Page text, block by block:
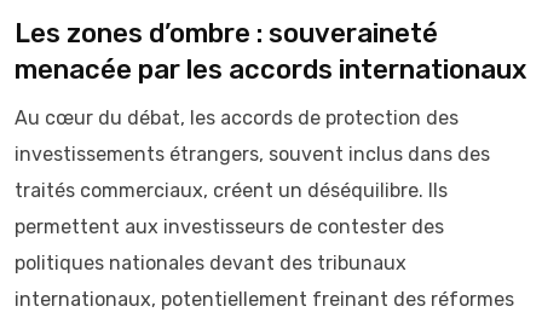
Les zones d’ombre : souveraineté
menacée par les accords internationaux
Au cœur du débat, les accords de protection des
investissements étrangers, souvent inclus dans des
traités commerciaux, créent un déséquilibre. Ils
permettent aux investisseurs de contester des
politiques nationales devant des tribunaux
internationaux, potentiellement freinant des réformes